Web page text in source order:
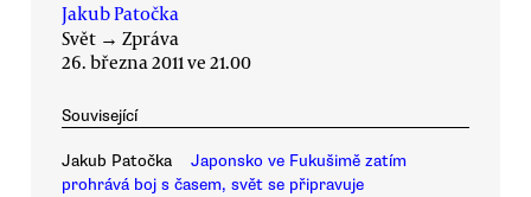
Jakub Patočka
Svět → Zpráva
26. března 2011 ve 21.00
Související
Jakub Patočka
Japonsko ve Fukušimě zatím
prohrává boj s časem, svět se připravuje